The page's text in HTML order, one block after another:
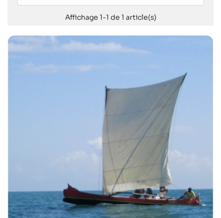
Affichage 1-1 de 1 article(s)